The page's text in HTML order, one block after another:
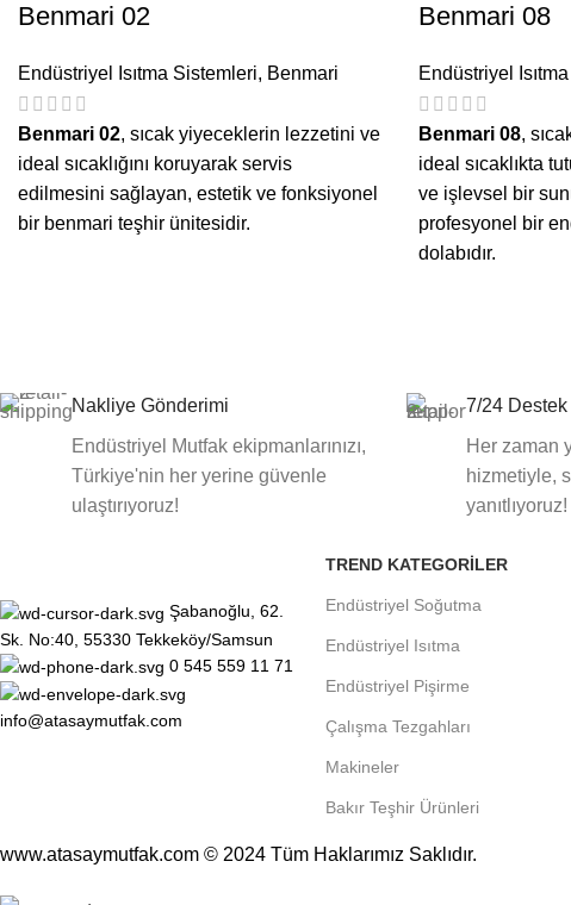
Benmari 02
Endüstriyel Isıtma Sistemleri, Benmari
Benmari 02, sıcak yiyeceklerin lezzetini ve
ideal sıcaklığını koruyarak servis
edilmesini sağlayan, estetik ve fonksiyonel
bir benmari teşhir ünitesidir.
Benmari 08
Endüstriyel
Benmari 08,
ideal sıcaklıkta
ve işlevsel bir
profesyonel bir
dolabıdır.
Nakliye Gönderimi
Endüstriyel Mutfak ekipmanlarınızı,
Türkiye'nin her yerine güvenle
ulaştırıyoruz!
7/24 Destek
Her zaman
hizmetiyle,
yanıtlıyoruz!
Şabanoğlu, 62.
Sk. No:40, 55330 Tekkeköy/Samsun
0 545 559 11 71
info@atasaymutfak.com
TREND KATEGORILER
Endüstriyel Soğutma
Endüstriyel Isıtma
Endüstriyel Pişirme
Çalışma Tezgahları
Makineler
Bakır Teşhir Ürünleri
www.atasaymutfak.com © 2024 Tüm Haklarımız Saklıdır.